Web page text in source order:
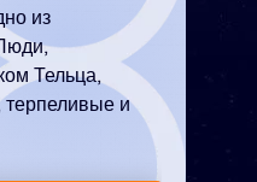
из
Тельца,
и